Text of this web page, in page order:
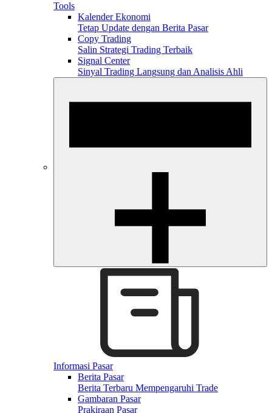
Tools
Kalender Ekonomi
Tetap Update dengan Berita Pasar
Copy Trading
Salin Strategi Trading Terbaik
Signal Center
Sinyal Trading Langsung dan Analisis Ahli
Informasi Pasar
Berita Pasar
Berita Terbaru Mempengaruhi Trade
Gambaran Pasar
Prakiraan Pasar